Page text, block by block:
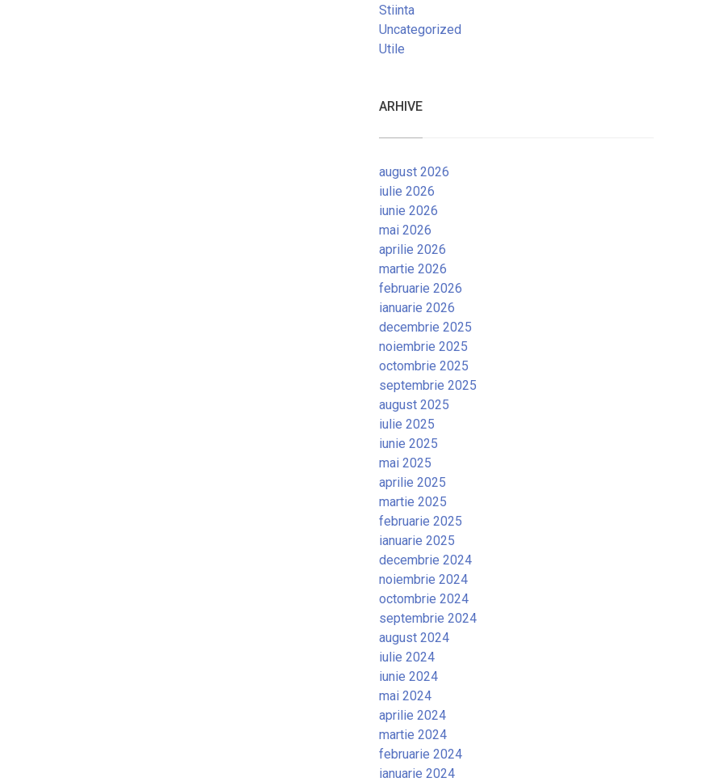
Stiinta
Uncategorized
Utile
ARHIVE
august 2026
iulie 2026
iunie 2026
mai 2026
aprilie 2026
martie 2026
februarie 2026
ianuarie 2026
decembrie 2025
noiembrie 2025
octombrie 2025
septembrie 2025
august 2025
iulie 2025
iunie 2025
mai 2025
aprilie 2025
martie 2025
februarie 2025
ianuarie 2025
decembrie 2024
noiembrie 2024
octombrie 2024
septembrie 2024
august 2024
iulie 2024
iunie 2024
mai 2024
aprilie 2024
martie 2024
februarie 2024
ianuarie 2024